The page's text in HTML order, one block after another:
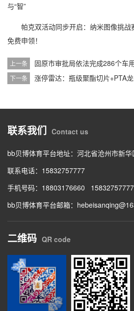
与“智”
帕克双活动同步开启：纳米图像挑战
免费申领！
上一条 固原市审批局依法完成286个车
下一条 涨停雷达：瓶级聚酯切片+PTA
联系我们 Contact us
bb贝博体育平台地址： 河北省沧州市新
联系电话： 15832757777
手机号码： 18803176660
15832757777
bb贝博体育平台邮箱：
二维码 QR code